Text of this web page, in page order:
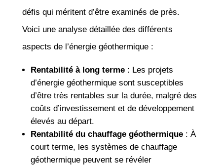
défis qui méritent d’être examinés de près.
Voici une analyse détaillée des différents
aspects de l’énergie géothermique :
Rentabilité à long terme: Les projets
d’énergie géothermique sont susceptibles
d’être très rentables sur la durée, malgré des
coûts d’investissement et de développement
élevés au départ.
Rentabilité du chauffage géothermique: À
court terme, les systèmes de chauffage
géothermique peuvent se révéler